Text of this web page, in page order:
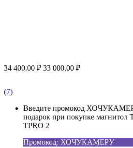
34 400.00 ₽ 33 000.00 ₽
(7)
Введите промокод
подарок при покупке магнитол
TPRO 2
Промокод: ХОЧУКАМЕРУ